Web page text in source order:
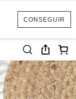
CONSEGUIR